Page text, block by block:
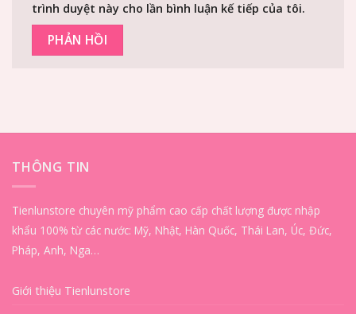
trình duyệt này cho lần bình luận kế tiếp của tôi.
THÔNG TIN
Tienlunstore chuyên mỹ phẩm cao cấp chất lượng được nhập
khẩu 100% từ các nước: Mỹ, Nhật, Hàn Quốc, Thái Lan, Úc, Đức,
Pháp, Anh, Nga…
Giới thiệu Tienlunstore